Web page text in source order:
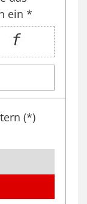
ein *
(*)